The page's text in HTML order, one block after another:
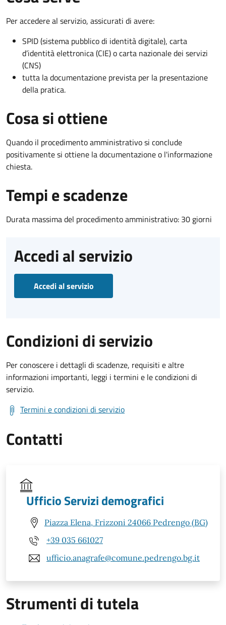
Per accedere al servizio, assicurati di avere:
SPID (sistema pubblico di identità digitale), carta
d’identità elettronica (CIE) o carta nazionale dei servizi
(CNS)
tutta la documentazione prevista per la presentazione
della pratica.
Cosa si ottiene
Quando il procedimento amministrativo si conclude
positivamente si ottiene la documentazione o l'informazione
chiesta.
Tempi e scadenze
Durata massima del procedimento amministrativo: 30 giorni
Accedi al servizio
Accedi al servizio
Condizioni di servizio
Per conoscere i dettagli di scadenze, requisiti e altre
informazioni importanti, leggi i termini e le condizioni di
servizio.
Termini e condizioni di servizio
Contatti
Ufficio Servizi demografici
Piazza Elena, Frizzoni 24066 Pedrengo (BG)
+39 035 661027
ufficio.anagrafe@comune.pedrengo.bg.it
Strumenti di tutela